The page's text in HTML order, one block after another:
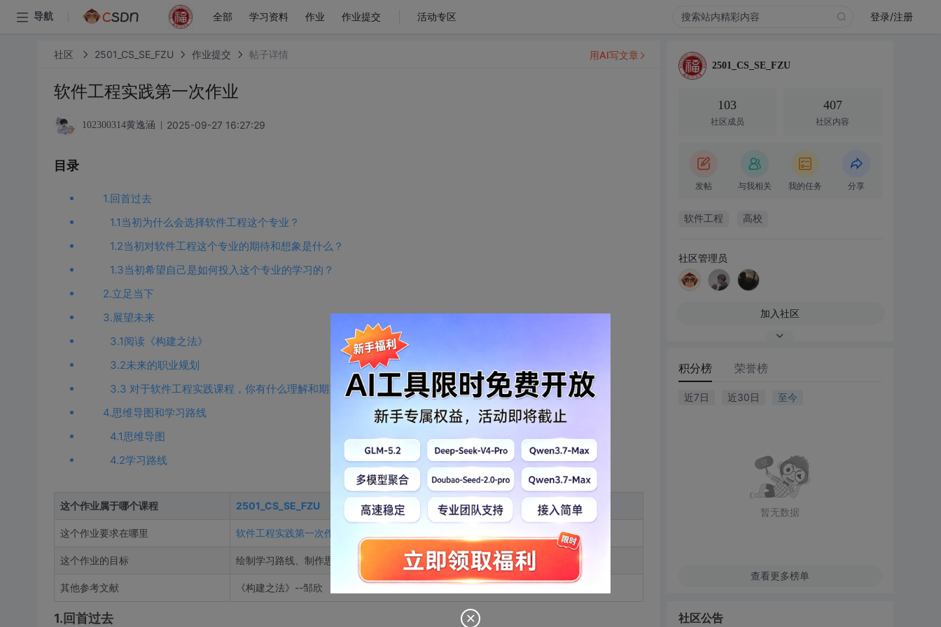
导航 全部 学习资料 作业 作业提交 活动专区 登录/注册
社区 2501_CS_SE_FZU 作业提交 帖子详情
软件工程实践第一次作业
102300314黄逸涵 2025-09-27 16:27:29
目录
1.回首过去
1.1当初为什么会选择软件工程这个专业？
1.2当初对软件工程这个专业的期待和想象是什么？
1.3当初希望自己是如何投入这个专业的学习的？
2.立足当下
3.展望未来
3.1阅读《构建之法》
3.2未来的职业规划
3.3 对于软件工程实践课程，你有什么理解和期望？
4.思维导图和学习路线
4.1思维导图
4.2学习路线
这个作业属于哪个课程 2501_CS_SE_FZU
这个作业要求在哪里 软件工程实践第一次作业
这个作业的目标 绘制学习路线、制作思维导图、制定学习计划、规划未来
其他参考文献 《构建之法》--邹欣
1.回首过去
用AI写文章
2501_CS_SE_FZU
103
社区成员
407
社区内容
发帖 与我相关 我的任务 分享
软件工程 高校
社区管理员
加入社区
积分榜 荣誉榜
近7日 近30日 至今
暂无数据
查看更多榜单
社区公告